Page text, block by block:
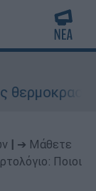
➔ Μάθετε
Ποιοι